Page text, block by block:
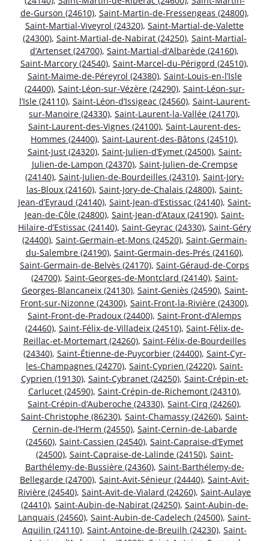
de-Gurson (24610), Saint-Martin-de-Fressengeas (24800),
Saint-Martial-Viveyrol (24320), Saint-Martial-de-Valette
(24300), Saint-Martial-de-Nabirat (24250), Saint-Martial-
d’Artenset (24700), Saint-Martial-d’Albarède (24160),
Saint-Marcory (24540), Saint-Marcel-du-Périgord (24510),
Saint-Maime-de-Péreyrol (24380), Saint-Louis-en-l’Isle
(24400), Saint-Léon-sur-Vézère (24290), Saint-Léon-sur-
l’Isle (24110), Saint-Léon-d’Issigeac (24560), Saint-Laurent-
sur-Manoire (24330), Saint-Laurent-la-Vallée (24170),
Saint-Laurent-des-Vignes (24100), Saint-Laurent-des-
Hommes (24400), Saint-Laurent-des-Bâtons (24510),
Saint-Just (24320), Saint-Julien-d’Eymet (24500), Saint-
Julien-de-Lampon (24370), Saint-Julien-de-Crempse
(24140), Saint-Julien-de-Bourdeilles (24310), Saint-Jory-
las-Bloux (24160), Saint-Jory-de-Chalais (24800), Saint-
Jean-d’Eyraud (24140), Saint-Jean-d’Estissac (24140), Saint-
Jean-de-Côle (24800), Saint-Jean-d’Ataux (24190), Saint-
Hilaire-d’Estissac (24140), Saint-Geyrac (24330), Saint-Géry
(24400), Saint-Germain-et-Mons (24520), Saint-Germain-
du-Salembre (24190), Saint-Germain-des-Prés (24160),
Saint-Germain-de-Belvès (24170), Saint-Géraud-de-Corps
(24700), Saint-Georges-de-Montclard (24140), Saint-
Georges-Blancaneix (24130), Saint-Geniès (24590), Saint-
Front-sur-Nizonne (24300), Saint-Front-la-Rivière (24300),
Saint-Front-de-Pradoux (24400), Saint-Front-d’Alemps
(24460), Saint-Félix-de-Villadeix (24510), Saint-Félix-de-
Reillac-et-Mortemart (24260), Saint-Félix-de-Bourdeilles
(24340), Saint-Étienne-de-Puycorbier (24400), Saint-Cyr-
les-Champagnes (24270), Saint-Cyprien (24220), Saint-
Cyprien (19130), Saint-Cybranet (24250), Saint-Crépin-et-
Carlucet (24590), Saint-Crépin-de-Richemont (24310),
Saint-Crépin-d’Auberoche (24330), Saint-Cirq (24260),
Saint-Christophe (86230), Saint-Chamassy (24260), Saint-
Cernin-de-l’Herm (24550), Saint-Cernin-de-Labarde
(24560), Saint-Cassien (24540), Saint-Capraise-d’Eymet
(24500), Saint-Capraise-de-Lalinde (24150), Saint-
Barthélemy-de-Bussière (24360), Saint-Barthélemy-de-
Bellegarde (24700), Saint-Avit-Sénieur (24440), Saint-Avit-
Rivière (24540), Saint-Avit-de-Vialard (24260), Saint-Aulaye
(24410), Saint-Aubin-de-Nabirat (24250), Saint-Aubin-de-
Lanquais (24560), Saint-Aubin-de-Cadelech (24500), Saint-
Aquilin (24110), Saint-Antoine-de-Breuilh (24230), Saint-